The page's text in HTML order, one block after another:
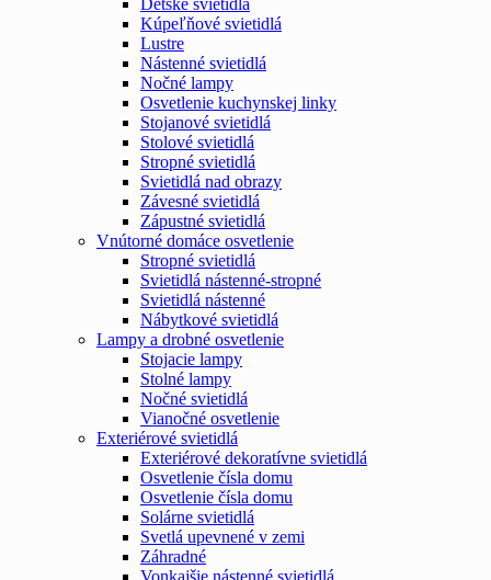
Kúpeľňové svietidlá
Lustre
Nástenné svietidlá
Nočné lampy
Osvetlenie kuchynskej linky
Stojanové svietidlá
Stolové svietidlá
Stropné svietidlá
Svietidlá nad obrazy
Závesné svietidlá
Zápustné svietidlá
Vnútorné domáce osvetlenie
Stropné svietidlá
Svietidlá nástenné-stropné
Svietidlá nástenné
Nábytkové svietidlá
Lampy a drobné osvetlenie
Stojacie lampy
Stolné lampy
Nočné svietidlá
Vianočné osvetlenie
Exteriérové svietidlá
Exteriérové dekoratívne svietidlá
Osvetlenie čísla domu
Osvetlenie čísla domu
Solárne svietidlá
Svetlá upevnené v zemi
Záhradné
Vonkajšie nástenné svietidlá